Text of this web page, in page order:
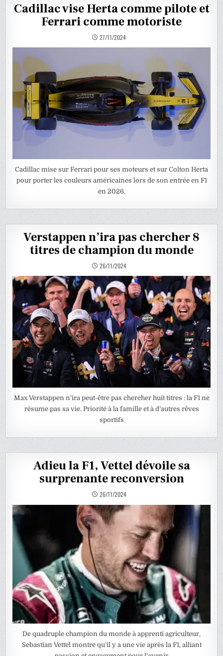
Cadillac vise Herta comme pilote et
Ferrari comme motoriste
27/11/2024
Cadillac mise sur Ferrari pour ses moteurs et sur Colton Herta
pour porter les couleurs américaines lors de son entrée en F1
en 2026.
Verstappen n’ira pas chercher 8
titres de champion du monde
26/11/2024
Max Verstappen n’ira peut-être pas chercher huit titres : la F1 ne
résume pas sa vie. Priorité à la famille et à d’autres rêves
sportifs
Adieu la F1, Vettel dévoile sa
surprenante reconversion
26/11/2024
De quadruple champion du monde à apprenti agriculteur,
Sebastian Vettel montre qu’il y a une vie après la F1, alliant